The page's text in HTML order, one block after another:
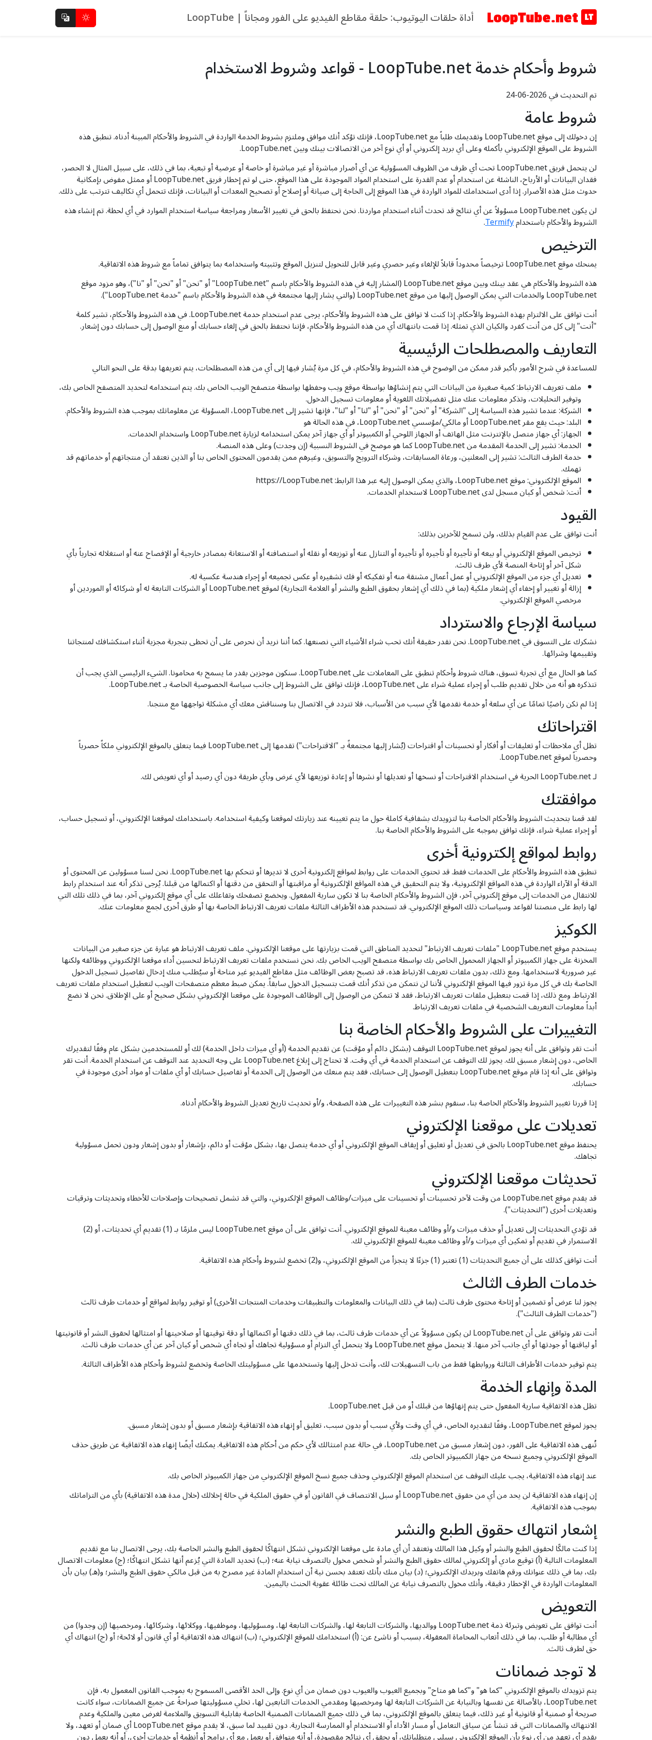
أداة حلقات اليوتيوب: حلقة مقاطع الفيديو على الفور ومجاناً | LoopTube
شروط وأحكام خدمة LoopTube.net - قواعد وشروط الاستخدام
تم التحديث في 2026-06-24
شروط عامة
إن دخولك إلى موقع LoopTube.net وتقديمك طلباً مع LoopTube.net، فإنك تؤكد أنك موافق وملتزم بشروط الخدمة الواردة في الشروط والأحكام المبينة أدناه. تنطبق هذه
الشروط على الموقع الإلكتروني بأكمله وعلى أي بريد إلكتروني أو أي نوع آخر من الاتصالات بينك وبين LoopTube.net.
لن يتحمل فريق LoopTube.net تحت أي ظرف من الظروف المسؤولية عن أي أضرار مباشرة أو غير مباشرة أو خاصة أو عرضية أو تبعية، بما في ذلك، على سبيل المثال لا الحصر،
فقدان البيانات أو الأرباح، الناشئة عن استخدام أو عدم القدرة على استخدام المواد الموجودة على هذا الموقع، حتى لو تم إخطار فريق LoopTube.net أو ممثل مفوض بإمكانية
حدوث مثل هذه الأضرار. إذا أدى استخدامك للمواد الواردة في هذا الموقع إلى الحاجة إلى صيانة أو إصلاح أو تصحيح المعدات أو البيانات، فإنك تتحمل أي تكاليف تترتب على ذلك.
لن يكون LoopTube.net مسؤولاً عن أي نتائج قد تحدث أثناء استخدام مواردنا. نحن نحتفظ بالحق في تغيير الأسعار ومراجعة سياسة استخدام الموارد في أي لحظة. تم إنشاء هذه
الشروط والأحكام باستخدامTermify
.
الترخيص
يمنحك موقع LoopTube.net ترخيصاً محدوداً قابلاً للإلغاء وغير حصري وغير قابل للتحويل لتنزيل الموقع وتثبيته واستخدامه بما يتوافق تماماً مع شروط هذه الاتفاقية.
هذه الشروط والأحكام هي عقد بينك وبين موقع LoopTube.net (المشار إليه في هذه الشروط والأحكام باسم "LoopTube.net" أو "نحن" أو "نحن" أو "نا")، وهو مزود موقع
LoopTube.net والخدمات التي يمكن الوصول إليها من موقع LoopTube.net (والتي يشار إليها مجتمعة في هذه الشروط والأحكام باسم "خدمة LoopTube.net").
أنت توافق على الالتزام بهذه الشروط والأحكام. إذا كنت لا توافق على هذه الشروط والأحكام، يرجى عدم استخدام خدمة LoopTube.net. في هذه الشروط والأحكام، تشير كلمة
"أنت" إلى كل من أنت كفرد والكيان الذي تمثله. إذا قمت بانتهاك أي من هذه الشروط والأحكام، فإننا نحتفظ بالحق في إلغاء حسابك أو منع الوصول إلى حسابك دون إشعار.
التعاريف والمصطلحات الرئيسية
للمساعدة في شرح الأمور بأكبر قدر ممكن من الوضوح في هذه الشروط والأحكام، في كل مرة يُشار فيها إلى أي من هذه المصطلحات، يتم تعريفها بدقة على النحو التالي
ملف تعريف الارتباط: كمية صغيرة من البيانات التي يتم إنشاؤها بواسطة موقع ويب وحفظها بواسطة متصفح الويب الخاص بك. يتم استخدامه لتحديد المتصفح الخاص بك،
وتوفير التحليلات، وتذكر معلومات عنك مثل تفضيلاتك اللغوية أو معلومات تسجيل الدخول.
الشركة: عندما تشير هذه السياسة إلى "الشركة" أو "نحن" أو "نحن" أو "لنا" أو "لنا"، فإنها تشير إلى LoopTube.net، المسؤولة عن معلوماتك بموجب هذه الشروط والأحكام.
البلد: حيث يقع مقر LoopTube.net أو مالكي/مؤسسي LoopTube.net، في هذه الحالة هو
الجهاز: أي جهاز متصل بالإنترنت مثل الهاتف أو الجهاز اللوحي أو الكمبيوتر أو أي جهاز آخر يمكن استخدامه لزيارة LoopTube.net واستخدام الخدمات.
الخدمة: تشير إلى الخدمة المقدمة من LoopTube.net كما هو موضح في الشروط النسبية (إن وجدت) وعلى هذه المنصة.
خدمة الطرف الثالث: تشير إلى المعلنين، ورعاة المسابقات، وشركاء الترويج والتسويق، وغيرهم ممن يقدمون المحتوى الخاص بنا أو الذين نعتقد أن منتجاتهم أو خدماتهم قد
تهمك.
الموقع الإلكتروني: موقع LoopTube.net، والذي يمكن الوصول إليه عبر هذا الرابط: https://LoopTube.net
أنت: شخص أو كيان مسجل لدى LoopTube.net لاستخدام الخدمات.
القيود
أنت توافق على عدم القيام بذلك، ولن تسمح للآخرين بذلك:
ترخيص الموقع الإلكتروني أو بيعه أو تأجيره أو تأجيره أو تأجيره أو التنازل عنه أو توزيعه أو نقله أو استضافته أو الاستعانة بمصادر خارجية أو الإفصاح عنه أو استغلاله تجارياً بأي
شكل آخر أو إتاحة المنصة لأي طرف ثالث.
تعديل أي جزء من الموقع الإلكتروني أو عمل أعمال مشتقة منه أو تفكيكه أو فك تشفيره أو عكس تجميعه أو إجراء هندسة عكسية له.
إزالة أو تغيير أو إخفاء أي إشعار ملكية (بما في ذلك أي إشعار بحقوق الطبع والنشر أو العلامة التجارية) لموقع LoopTube.net أو الشركات التابعة له أو شركائه أو الموردين أو
مرخصي الموقع الإلكتروني.
سياسة الإرجاع والاسترداد
نشكرك على التسوق في LoopTube.net. نحن نقدر حقيقة أنك تحب شراء الأشياء التي نصنعها. كما أننا نريد أن نحرص على أن تحظى بتجربة مجزية أثناء استكشافك لمنتجاتنا
وتقييمها وشرائها.
كما هو الحال مع أي تجربة تسوق، هناك شروط وأحكام تنطبق على المعاملات على LoopTube.net. سنكون موجزين بقدر ما يسمح به محامونا. الشيء الرئيسي الذي يجب أن
تتذكره هو أنه من خلال تقديم طلب أو إجراء عملية شراء على LoopTube.net، فإنك توافق على الشروط إلى جانب سياسة الخصوصية الخاصة بـ LoopTube.net.
إذا لم تكن راضيًا تمامًا عن أي سلعة أو خدمة نقدمها لأي سبب من الأسباب، فلا تتردد في الاتصال بنا وسنناقش معك أي مشكلة تواجهها مع منتجنا.
اقتراحاتك
تظل أي ملاحظات أو تعليقات أو أفكار أو تحسينات أو اقتراحات (يُشار إليها مجتمعةً بـ "الاقتراحات") تقدمها إلى LoopTube.net فيما يتعلق بالموقع الإلكتروني ملكاً حصرياً
وحصرياً لموقع LoopTube.net.
لـ LoopTube.net الحرية في استخدام الاقتراحات أو نسخها أو تعديلها أو نشرها أو إعادة توزيعها لأي غرض وبأي طريقة دون أي رصيد أو أي تعويض لك.
موافقتك
لقد قمنا بتحديث الشروط والأحكام الخاصة بنا لتزويدك بشفافية كاملة حول ما يتم تعيينه عند زيارتك لموقعنا وكيفية استخدامه. باستخدامك لموقعنا الإلكتروني، أو تسجيل حساب،
أو إجراء عملية شراء، فإنك توافق بموجبه على الشروط والأحكام الخاصة بنا.
روابط لمواقع إلكترونية أخرى
تنطبق هذه الشروط والأحكام على الخدمات فقط. قد تحتوي الخدمات على روابط لمواقع إلكترونية أخرى لا تديرها أو تتحكم بها LoopTube.net. نحن لسنا مسؤولين عن المحتوى أو
الدقة أو الآراء الواردة في هذه المواقع الإلكترونية، ولا يتم التحقيق في هذه المواقع الإلكترونية أو مراقبتها أو التحقق من دقتها أو اكتمالها من قبلنا. يُرجى تذكر أنه عند استخدام رابط
للانتقال من الخدمات إلى موقع إلكتروني آخر، فإن الشروط والأحكام الخاصة بنا لا تكون سارية المفعول. ويخضع تصفحك وتفاعلك على أي موقع إلكتروني آخر، بما في ذلك تلك التي
لها رابط على منصتنا لقواعد وسياسات ذلك الموقع الإلكتروني. قد تستخدم هذه الأطراف الثالثة ملفات تعريف الارتباط الخاصة بها أو طرق أخرى لجمع معلومات عنك.
الكوكيز
يستخدم موقع LoopTube.net "ملفات تعريف الارتباط" لتحديد المناطق التي قمت بزيارتها على موقعنا الإلكتروني. ملف تعريف الارتباط هو عبارة عن جزء صغير من البيانات
المخزنة على جهاز الكمبيوتر أو الجهاز المحمول الخاص بك بواسطة متصفح الويب الخاص بك. نحن نستخدم ملفات تعريف الارتباط لتحسين أداء موقعنا الإلكتروني ووظائفه ولكنها
غير ضرورية لاستخدامها. ومع ذلك، بدون ملفات تعريف الارتباط هذه، قد تصبح بعض الوظائف مثل مقاطع الفيديو غير متاحة أو سيُطلب منك إدخال تفاصيل تسجيل الدخول
الخاصة بك في كل مرة تزور فيها الموقع الإلكتروني لأننا لن نتمكن من تذكر أنك قمت بتسجيل الدخول سابقاً. يمكن ضبط معظم متصفحات الويب لتعطيل استخدام ملفات تعريف
الارتباط. ومع ذلك، إذا قمت بتعطيل ملفات تعريف الارتباط، فقد لا تتمكن من الوصول إلى الوظائف الموجودة على موقعنا الإلكتروني بشكل صحيح أو على الإطلاق. نحن لا نضع
أبداً معلومات التعريف الشخصية في ملفات تعريف الارتباط.
التغييرات على الشروط والأحكام الخاصة بنا
أنت تقر وتوافق على أنه يجوز لموقع LoopTube.net التوقف (بشكل دائم أو مؤقت) عن تقديم الخدمة (أو أي ميزات داخل الخدمة) لك أو للمستخدمين بشكل عام وفقًا لتقديرك
الخاص، دون إشعار مسبق لك. يجوز لك التوقف عن استخدام الخدمة في أي وقت. لا تحتاج إلى إبلاغ LoopTube.net على وجه التحديد عند التوقف عن استخدام الخدمة. أنت تقر
وتوافق على أنه إذا قام موقع LoopTube.net بتعطيل الوصول إلى حسابك، فقد يتم منعك من الوصول إلى الخدمة أو تفاصيل حسابك أو أي ملفات أو مواد أخرى موجودة في
حسابك.
إذا قررنا تغيير الشروط والأحكام الخاصة بنا، سنقوم بنشر هذه التغييرات على هذه الصفحة، و/أو تحديث تاريخ تعديل الشروط والأحكام أدناه.
تعديلات على موقعنا الإلكتروني
يحتفظ موقع LoopTube.net بالحق في تعديل أو تعليق أو إيقاف الموقع الإلكتروني أو أي خدمة يتصل بها، بشكل مؤقت أو دائم، بإشعار أو بدون إشعار ودون تحمل مسؤولية
تجاهك.
تحديثات موقعنا الإلكتروني
قد يقدم موقع LoopTube.net من وقت لآخر تحسينات أو تحسينات على ميزات/وظائف الموقع الإلكتروني، والتي قد تشمل تصحيحات وإصلاحات للأخطاء وتحديثات وترقيات
وتعديلات أخرى ("التحديثات").
قد تؤدي التحديثات إلى تعديل أو حذف ميزات و/أو وظائف معينة للموقع الإلكتروني. أنت توافق على أن موقع LoopTube.net ليس ملزمًا بـ (1) تقديم أي تحديثات، أو (2)
الاستمرار في تقديم أو تمكين أي ميزات و/أو وظائف معينة للموقع الإلكتروني لك.
أنت توافق كذلك على أن جميع التحديثات (1) تعتبر (1) جزءًا لا يتجزأ من الموقع الإلكتروني، و(2) تخضع لشروط وأحكام هذه الاتفاقية.
خدمات الطرف الثالث
يجوز لنا عرض أو تضمين أو إتاحة محتوى طرف ثالث (بما في ذلك البيانات والمعلومات والتطبيقات وخدمات المنتجات الأخرى) أو توفير روابط لمواقع أو خدمات طرف ثالث
("خدمات الطرف الثالث").
أنت تقر وتوافق على أن LoopTube.net لن يكون مسؤولاً عن أي خدمات طرف ثالث، بما في ذلك دقتها أو اكتمالها أو دقة توقيتها أو صلاحيتها أو امتثالها لحقوق النشر أو قانونيتها
أو لياقتها أو جودتها أو أي جانب آخر منها. لا يتحمل موقع LoopTube.net ولا يتحمل أي التزام أو مسؤولية تجاهك أو تجاه أي شخص أو كيان آخر عن أي خدمات طرف ثالث.
يتم توفير خدمات الأطراف الثالثة وروابطها فقط من باب التسهيلات لك، وأنت تدخل إليها وتستخدمها على مسؤوليتك الخاصة وتخضع لشروط وأحكام هذه الأطراف الثالثة.
المدة وإنهاء الخدمة
تظل هذه الاتفاقية سارية المفعول حتى يتم إنهاؤها من قبلك أو من قبل LoopTube.net.
يجوز لموقع LoopTube.net، وفقًا لتقديره الخاص، في أي وقت ولأي سبب أو بدون سبب، تعليق أو إنهاء هذه الاتفاقية بإشعار مسبق أو بدون إشعار مسبق.
تُنهى هذه الاتفاقية على الفور، دون إشعار مسبق من LoopTube.net، في حالة عدم امتثالك لأي حكم من أحكام هذه الاتفاقية. يمكنك أيضًا إنهاء هذه الاتفاقية عن طريق حذف
الموقع الإلكتروني وجميع نسخه من جهاز الكمبيوتر الخاص بك.
عند إنهاء هذه الاتفاقية، يجب عليك التوقف عن استخدام الموقع الإلكتروني وحذف جميع نسخ الموقع الإلكتروني من جهاز الكمبيوتر الخاص بك.
إن إنهاء هذه الاتفاقية لن يحد من أي من حقوق LoopTube.net أو سبل الانتصاف في القانون أو في حقوق الملكية في حالة إخلالك (خلال مدة هذه الاتفاقية) بأي من التزاماتك
بموجب هذه الاتفاقية.
إشعار انتهاك حقوق الطبع والنشر
إذا كنت مالكًا لحقوق الطبع والنشر أو وكيل هذا المالك وتعتقد أن أي مادة على موقعنا الإلكتروني تشكل انتهاكًا لحقوق الطبع والنشر الخاصة بك، يرجى الاتصال بنا مع تقديم
المعلومات التالية (أ) توقيع مادي أو إلكتروني لمالك حقوق الطبع والنشر أو شخص مخول بالتصرف نيابة عنه؛ (ب) تحديد المادة التي يُزعم أنها تشكل انتهاكًا؛ (ج) معلومات الاتصال
بك، بما في ذلك عنوانك ورقم هاتفك وبريدك الإلكتروني؛ (د) بيان منك بأنك تعتقد بحسن نية أن استخدام المادة غير مصرح به من قبل مالكي حقوق الطبع والنشر؛ و(هـ) بيان بأن
المعلومات الواردة في الإخطار دقيقة، وأنك مخول بالتصرف نيابة عن المالك تحت طائلة عقوبة الحنث باليمين.
التعويض
أنت توافق على تعويض وتبرئة ذمة LoopTube.net ووالديها، والشركات التابعة لها، والشركات التابعة لها، ومسؤوليها، وموظفيها، ووكلائها، وشركائها، ومرخصيها (إن وجدوا) من
أي مطالبة أو طلب، بما في ذلك أتعاب المحاماة المعقولة، بسبب أو ناشئ عن: (أ) استخدامك للموقع الإلكتروني؛ (ب) انتهاك هذه الاتفاقية أو أي قانون أو لائحة؛ أو (ج) انتهاك أي
حق لطرف ثالث.
لا توجد ضمانات
يتم تزويدك بالموقع الإلكتروني "كما هو" و"كما هو متاح" وبجميع العيوب والعيوب دون ضمان من أي نوع. وإلى الحد الأقصى المسموح به بموجب القانون المعمول به، فإن
LoopTube.net، بالأصالة عن نفسها وبالنيابة عن الشركات التابعة لها ومرخصيها ومقدمي الخدمات التابعين لها، تخلي مسؤوليتها صراحةً عن جميع الضمانات، سواء كانت
صريحة أو ضمنية أو قانونية أو غير ذلك، فيما يتعلق بالموقع الإلكتروني، بما في ذلك جميع الضمانات الضمنية الخاصة بقابلية التسويق والملاءمة لغرض معين والملكية وعدم
الانتهاك والضمانات التي قد تنشأ عن سياق التعامل أو مسار الأداء أو الاستخدام أو الممارسة التجارية. دون تقييد لما سبق، لا يقدم موقع LoopTube.net أي ضمان أو تعهد، ولا